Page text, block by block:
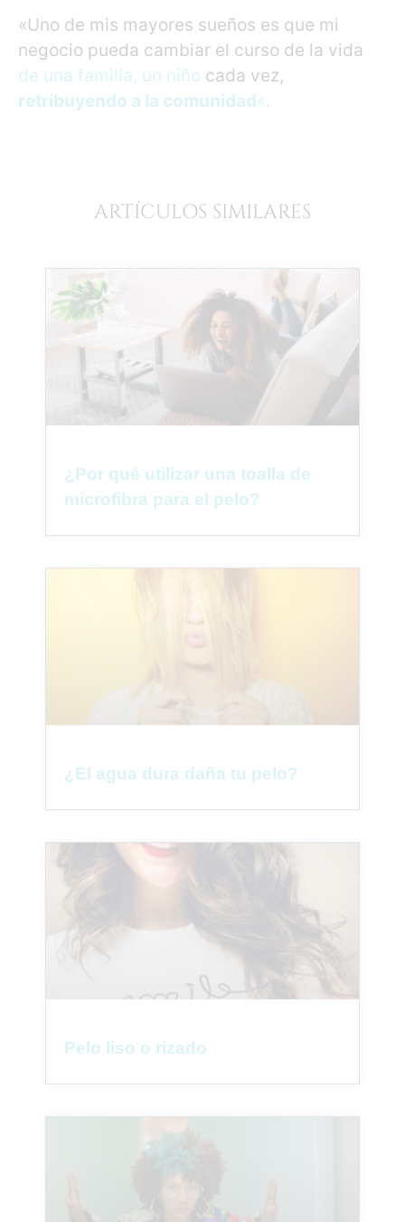
«Uno de mis mayores sueños es que mi
negocio pueda cambiar el curso de la vida
de una familia, un niño cada vez,
retribuyendo a la comunidad«.
ARTÍCULOS SIMILARES
¿Por qué utilizar una toalla de
microfibra para el pelo?
¿El agua dura daña tu pelo?
Pelo liso o rizado
Parlez à une infirmière 👩🏽‍⚕️